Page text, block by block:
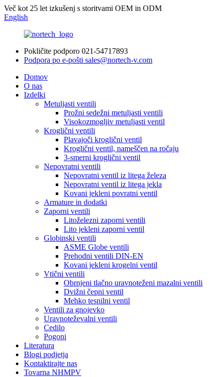
Več kot 25 let izkušenj s storitvami OEM in ODM
English
Pokličite podporo 021-54717893
Podpora po e-pošti sales@nortech-v.com
Domov
O nas
Izdelki
Metuljasti ventili
Prožni sedežni metuljasti ventili
Visokozmogljiv metuljasti ventil
Kroglični ventili
Plavajoči kroglični ventil
Kroglični ventil, nameščen na ročaju
3-smerni kroglični ventil
Nepovratni ventili
Nepovratni ventil iz litega železa
Nepovratni ventil iz litega jekla
Kovani jekleni povratni ventil
Armature in dodatki
Zaporni ventili
Litoželezni zaporni ventili
Lito jekleni zaporni ventil
Globinski ventili
ASME Globe ventili
Prehodni ventili DIN-EN
Kovani jekleni krogelni ventil
Vtični ventili
Obrnjeni tlačno uravnoteženi mazalni ventili
Dvižni čepni ventil
Mehko tesnilni ventil
Ventili za gnojevko
Uravnoteževalni ventili
Cedilo
Pogoni
Literatura
Blogi podjetja
Kontaktirajte nas
Tovarna NHMPV